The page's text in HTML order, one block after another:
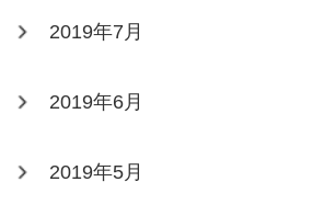
2019年7月
2019年6月
2019年5月